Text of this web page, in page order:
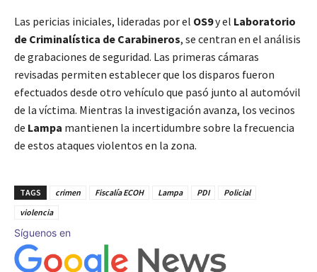
Las pericias iniciales, lideradas por el OS9y el Laboratorio
de Criminalística de Carabineros, se centran en el análisis
de grabaciones de seguridad. Las primeras cámaras
revisadas permiten establecer que los disparos fueron
efectuados desde otro vehículo que pasó junto al automóvil
de la víctima. Mientras la investigación avanza, los vecinos
de Lampa mantienen la incertidumbre sobre la frecuencia
de estos ataques violentos en la zona.
TAGS crimen Fiscalía ECOH Lampa PDI
Policial
violencia
Síguenos en